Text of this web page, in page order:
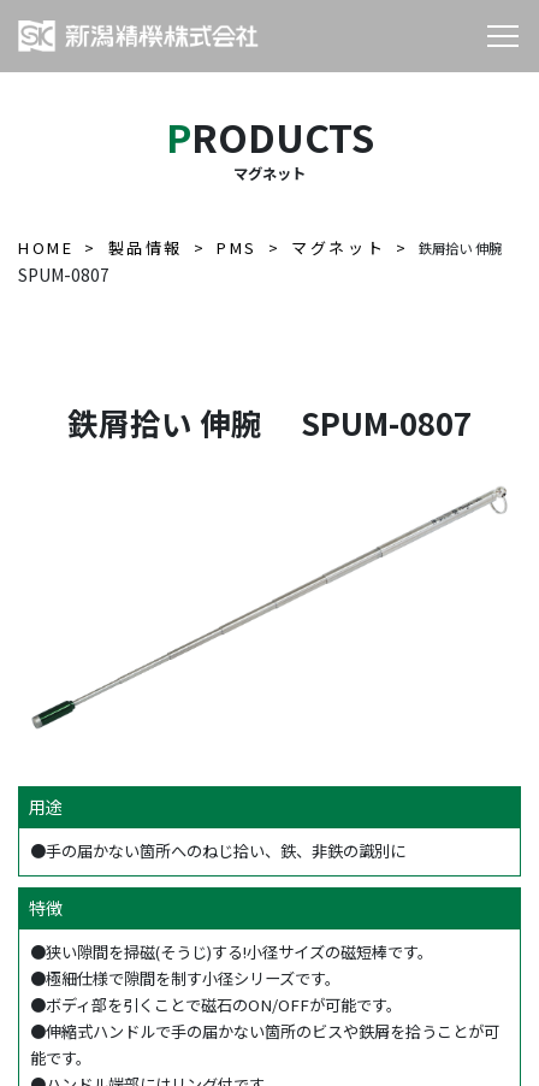
PRODUCTS
マグネット
HOME 製品情報 PMS マグネット 鉄屑拾い 伸腕
SPUM-0807
鉄屑拾い 伸腕 SPUM-0807
用途
●手の届かない箇所へのねじ拾い、鉄、非鉄の識別に
特徴
●狭い隙間を掃磁(そうじ)する!小径サイズの磁短棒です。
●極細仕様で隙間を制す小径シリーズです。
●ボディ部を引くことで磁石のON/OFFが可能です。
●伸縮式ハンドルで手の届かない箇所のビスや鉄屑を拾うことが可
能です。